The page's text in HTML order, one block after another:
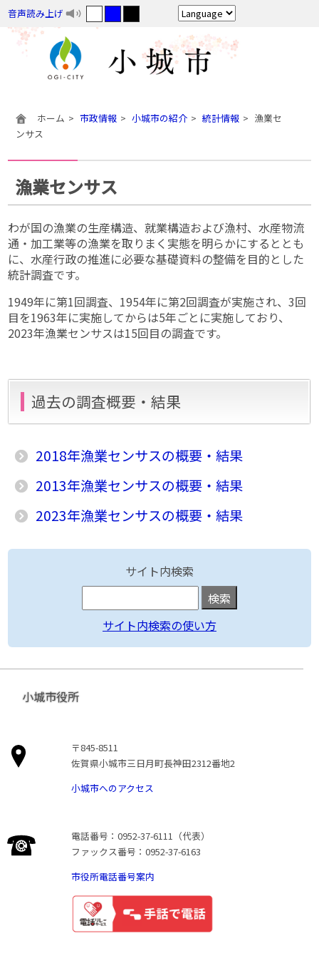
音声読み上げ
ホーム 市政情報 小城市の紹介 統計情報
漁業セ
ンサス
漁業センサス
わが国の漁業の生産構造、就業構造および漁村、水産物流
通・加工業等の漁業を取りまく実態を明らかにするととも
に、水産行政の推進に必要な基礎資料の整備を目的とした
統計調査です。
1949年に第1回調査、1954年に第2回調査が実施され、3回
目を1963年に実施してからは5年ごとに実施しており、
2023年漁業センサスは15回目の調査です。
過去の調査概要・結果
2018年漁業センサスの概要・結果
2013年漁業センサスの概要・結果
2023年漁業センサスの概要・結果
サイト内検索
サイト内検索の使い方
小城市役所
〒845-8511
佐賀県小城市三日月町長神田2312番地2
小城市へのアクセス
電話番号：0952-37-6111（代表）
ファックス番号：0952-37-6163
市役所電話番号案内